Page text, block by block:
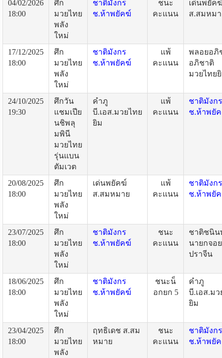
04/02/2026
18:00
ศึก
มวยไทย
พลัง
ใหม่
ชาติมังกร
ช.ห้าพยัคฆ์
ชนะ
คะแนน
เด่นพยัค
ส.สมหม
17/12/2025
18:00
ศึก
มวยไทย
พลัง
ใหม่
ชาติมังกร
ช.ห้าพยัคฆ์
แพ้
คะแนน
พลอยอภิ
อภิชาติ
มวยไทย
24/10/2025
19:30
ศึกวัน
แชมเปีย
นชิพลุ
มพินี
มวยไทย
รุ่นแบน
ตัมเวต
คำภู
บี.เอส.มวยไทย
ยิม
แพ้
คะแนน
ชาติมังกร
ช.ห้าพยั
20/08/2025
18:00
ศึก
มวยไทย
พลัง
ใหม่
เด่นพยัคฆ์
ส.สมหมาย
แพ้
คะแนน
ชาติมังกร
ช.ห้าพยั
23/07/2025
18:00
ศึก
มวยไทย
พลัง
ใหม่
ชาติมังกร
ช.ห้าพยัคฆ์
ชนะ
คะแนน
ชาติชนิน
นายกจอย
ปราจีน
18/06/2025
18:00
ศึก
มวยไทย
พลัง
ใหม่
ชาติมังกร
ช.ห้าพยัคฆ์
ชนะน็
อกยก 5
คำภู
บี.เอส.มว
ยิม
23/04/2025
18:00
ศึก
มวยไทย
พลัง
ฤทธิเดช ส.สม
หมาย
ชนะ
คะแนน
ชาติมังกร
ช.ห้าพยั